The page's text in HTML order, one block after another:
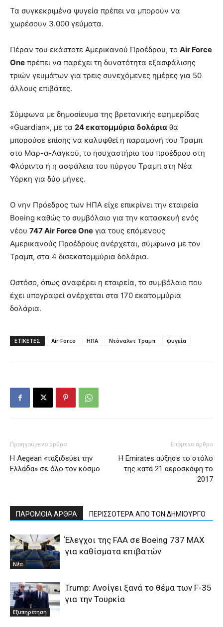
Τα συγκεκριμένα ψυγεία πρέπει να μπορούν να
χωρέσουν 3.000 γεύματα.
Πέραν του εκάστοτε Αμερικανού Προέδρου, το Air Force
One πρέπει να παρέχει τη δυνατότητα εξασφάλισης
τριών γευμάτων για τρεις συνεχόμενες ημέρες για 50
άλλους επιβάτες.
Σύμφωνα με δημοσίευμα της βρετανικής εφημερίδας
«Guardian», με τα 24 εκατομμύρια δολάρια θα
μπορούσε επίσης να καλυφθεί η παραμονή του Τραμπ
στο Μαρ-α-Λαγκού, το ησυχαστήριο του προέδρου στη
Φλόριντα ή η ασφάλεια του πύργου Τραμπ στη Νέα
Υόρκη για δύο μήνες.
Ο νην Πρόεδρος των ΗΠΑ είχε επικρίνει την εταιρεία
Boeing καθώς το συμβόλαιο για την κατασκευή ενός
νέου 747 Air Force One για τους επόμενους
Αμερικανούς Προέδρους ανέρχεται, σύμφωνα με τον
Τραμπ, στα 4 δισεκατομμύρια δολάρια.
Ωστόσο, όπως αναφέρει η εταιρεία, το συμβόλαιο που
έχει υπογραφεί ανέρχεται στα 170 εκατομμύρια
δολάρια.
ΕΤΙΚΕΤΕΣ Air Force ΗΠΑ Ντόναλντ Τραμπ ψυγεία
Προηγούμενο άρθρο
Η Aegean «ταξιδεύει την
Ελλάδα» σε όλο τον κόσμο
Επόμενο άρθρο
Η Emirates αύξησε το στόλο
της κατά 21 αεροσκάφη το
2017
ΠΑΡΟΜΟΙΑ ΑΡΘΡΑ ΠΕΡΙΣΣΟΤΕΡΑ ΑΠΟ ΤΟΝ ΔΗΜΙΟΥΡΓΟ
Νέα
Έλεγχοι της FAA σε Boeing 737 MAX
για καθίσματα επιβατών
Εξυπηρέτηση
Trump: Ανοίγει ξανά το θέμα των F-35
για την Τουρκία